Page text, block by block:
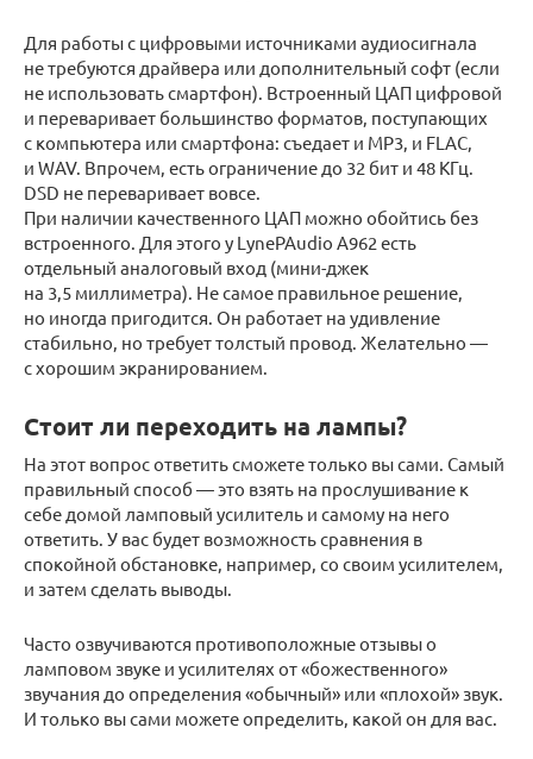
Для работы с цифровыми источниками аудиосигнала
не требуются драйвера или дополнительный софт (если
не использовать смартфон). Встроенный ЦАП цифровой
и переваривает большинство форматов, поступающих
с компьютера или смартфона: съедает и MP3, и FLAC,
и WAV. Впрочем, есть ограничение до 32 бит и 48 КГц.
DSD не переваривает вовсе.
При наличии качественного ЦАП можно обойтись без
встроенного. Для этого у LynePAudio A962 есть
отдельный аналоговый вход (мини-джек
на 3,5 миллиметра). Не самое правильное решение,
но иногда пригодится. Он работает на удивление
стабильно, но требует толстый провод. Желательно —
с хорошим экранированием.
Стоит ли переходить на лампы?
На этот вопрос ответить сможете только вы сами. Самый
правильный способ — это взять на прослушивание к
себе домой ламповый усилитель и самому на него
ответить. У вас будет возможность сравнения в
спокойной обстановке, например, со своим усилителем,
и затем сделать выводы.
Часто озвучиваются противоположные отзывы о
ламповом звуке и усилителях от «божественного»
звучания до определения «обычный» или «плохой» звук.
И только вы сами можете определить, какой он для вас.